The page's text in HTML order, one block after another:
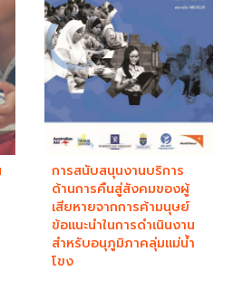
การสนับสนุนงานบริการ
ด้านการคืนสู่สังคมของผู้
เสียหายจากการค้ามนุษย์
ข้อแนะนำในการดำเนินงาน
สำหรับอนุภูมิภาคลุ่มแม่น้ำ
โขง ​